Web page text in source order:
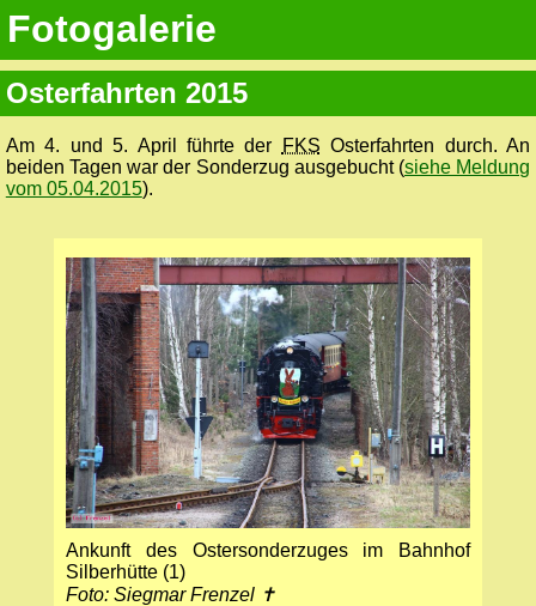
Fotogalerie
Osterfahrten 2015
Am 4. und 5. April führte der FKS Osterfahrten durch. An
beiden Tagen war der Sonderzug ausgebucht (siehe Meldung
vom 05.04.2015).
Ankunft des Ostersonderzuges im Bahnhof
Silberhütte (1)
Foto: Siegmar Frenzel ✝